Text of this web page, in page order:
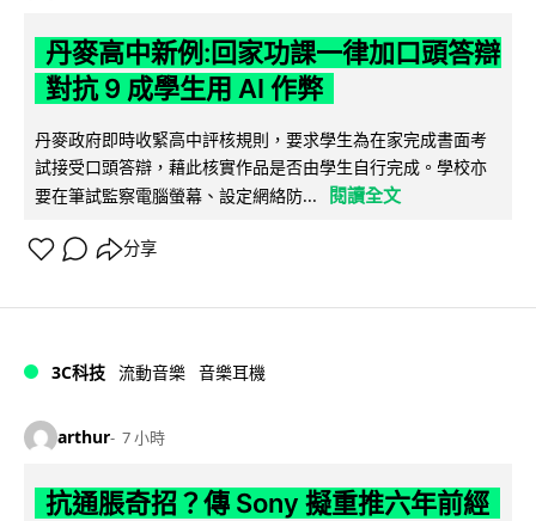
丹麥高中新例:回家功課一律加口頭答辯
對抗 9 成學生用 AI 作弊
丹麥政府即時收緊高中評核規則，要求學生為在家完成書面考
試接受口頭答辯，藉此核實作品是否由學生自行完成。學校亦
要在筆試監察電腦螢幕、設定網絡防...
閱讀全文
分享
3C科技 流動音樂 音樂耳機
arthur 7 小時
抗通脹奇招？傳 Sony 擬重推六年前經